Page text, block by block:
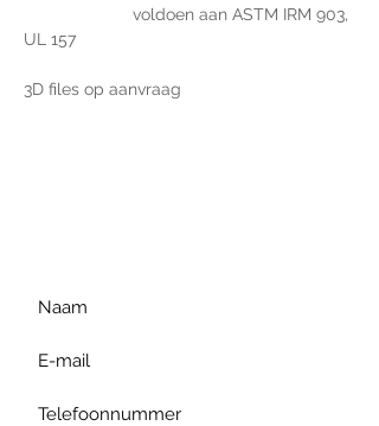
UL 157
3D files op aanvraag